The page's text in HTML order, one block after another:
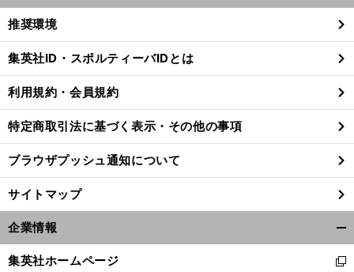
】
伝
。
』 須江 航 著
【
書
】
M
』
閉
る
推奨環境
集英社ID・スポルティーバIDとは
利用規約・会員規約
特定商取引法に基づく表示・その他の事項
ブラウザプッシュ通知について
サイトマップ
企業情報
閉
集英社ホームページ
新